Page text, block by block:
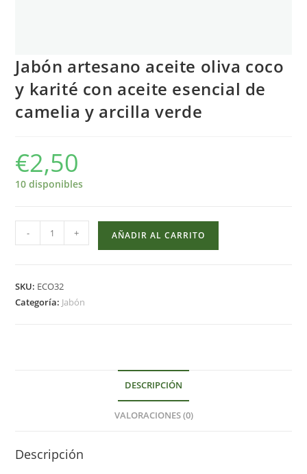
Jabón artesano aceite oliva coco
y karité con aceite esencial de
camelia y arcilla verde
€2,50
10 disponibles
artesano
coco
arcilla
- + AÑADIR AL CARRITO
SKU: ECO32
Categoría: Jabón
DESCRIPCIÓN
VALORACIONES (0)
Descripción